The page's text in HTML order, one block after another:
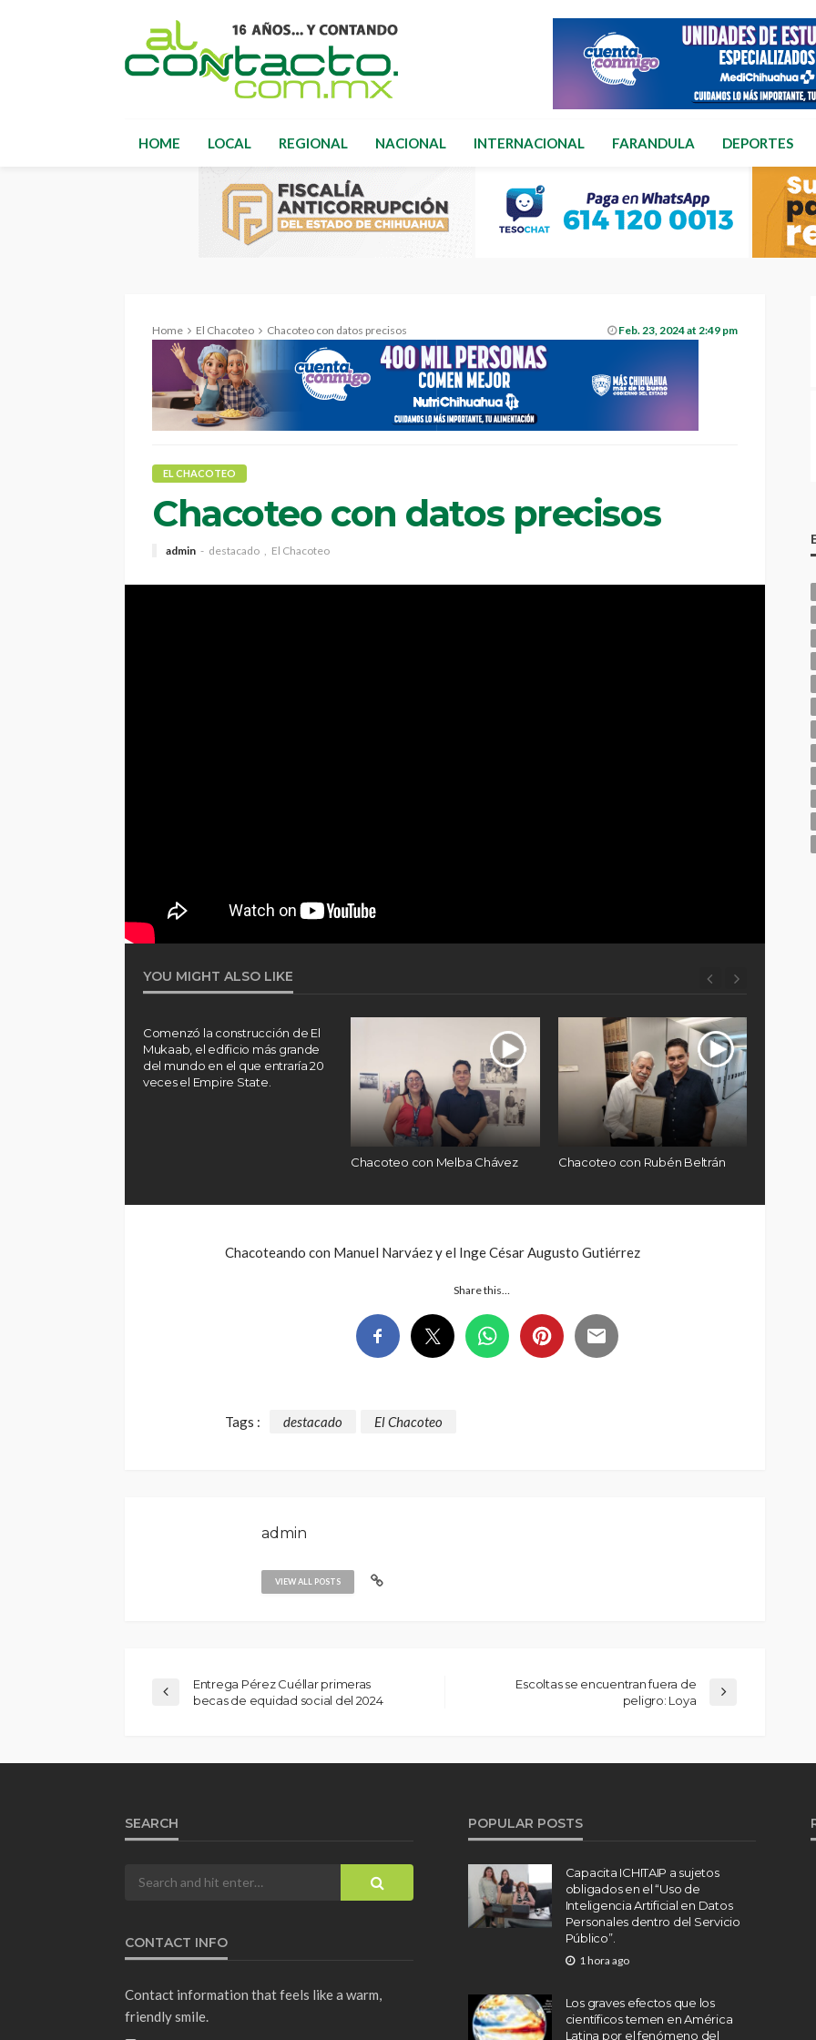
HOME LOCAL REGIONAL NACIONAL INTERNACIONAL FARANDULA DEPORTES
Home El Chacoteo Chacoteo con datos precisos Feb. 23, 2024 at 2:49 pm
EL CHACOTEO
Chacoteo con datos precisos
admin destacado El Chacoteo
YOU MIGHT ALSO LIKE
Chacoteo con Rubén Beltrán Chacoteo con Laura Contreras
Chacoteando con Manuel Narváez y el Inge César Augusto Gutiérrez
Share this…
Tags : destacado El Chacoteo
admin
VIEW ALL POSTS
Entrega Pérez Cuéllar primeras
becas de equidad social del 2024
Escoltas se encuentran fuera de
peligro: Loya
SEARCH
CONTACT INFO
Contact information that feels like a warm,
friendly smile.
POPULAR POSTS
Capacita ICHITAIP a sujetos
obligados en el “Uso de
Inteligencia Artificial en Datos
Personales dentro del Servicio
Público”.
1 hora ago
Los graves efectos que los
científicos temen en América
Latina por el fenómeno del